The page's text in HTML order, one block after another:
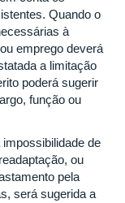
Quando o
à
emprego deverá
a limitação
poderá sugerir
função ou
de
ou
pela
será sugerida a